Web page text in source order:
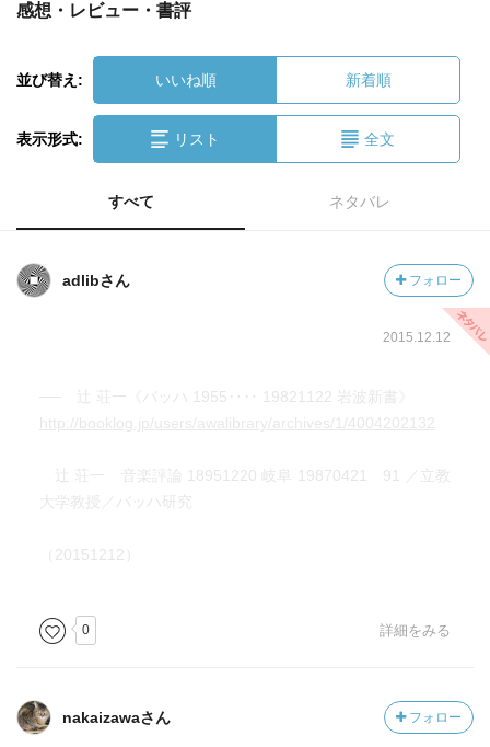
感想・レビュー・書評
並び替え: いいね順 新着順
表示形式: リスト 全文
すべて ネタバレ
adlibさん フォロー
2015.12.12
── 辻 荘一《バッハ 1955‥‥ 19821122 岩波新書》
辻 荘一 音楽評論 18951220 岐阜 19870421 91 ／立教
大学教授／バッハ研究
（20151212）
0 詳細をみる
nakaizawaさん フォロー